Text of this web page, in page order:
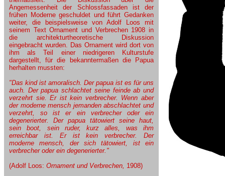
Angemessenheit der Schlossfassaden ist der
frühen Moderne geschuldet und führt Gedanken
weiter, die beispielsweise von Adolf Loos mit
seinem Text Ornament und Verbrechen 1908 in
die architekturtheoretische Diskussion
eingebracht wurden. Das Ornament wird dort von
ihm als Teil einer niedrigeren Kulturstufe
dargestellt, für die bekanntermaßen die Papua
herhalten mussten:
"Das kind ist amoralisch. Der papua ist es für uns
auch. Der papua schlachtet seine feinde ab und
verzehrt sie. Er ist kein verbrecher. Wenn aber
der moderne mensch jemanden abschlachtet und
verzehrt, so ist er ein verbrecher oder ein
degenerierter. Der papua tätowiert seine haut,
sein boot, sein ruder, kurz alles, was ihm
erreichbar ist. Er ist kein verbrecher. Der
moderne mensch, der sich tätowiert, ist ein
verbrecher oder ein degenerierter."
(Adolf Loos: Ornament und Verbrechen, 1908)